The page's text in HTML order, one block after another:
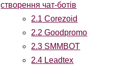
створення чат-ботів
2.1 Corezoid
2.2 Goodpromo
2.3 SMMBOT
2.4 Leadtex